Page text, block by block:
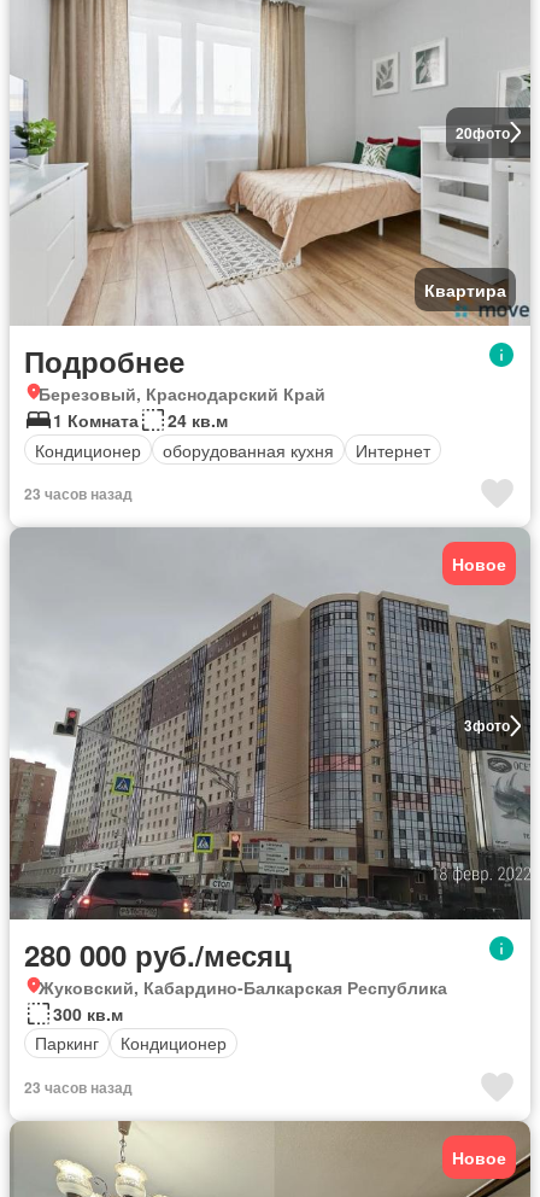
20фото
Квартира
Подробнее
Березовый, Краснодарский Край
1 Комната
24 кв.м
Кондиционер
оборудованная кухня Интернет
23 часов назад
3фото
Новое
280 000 руб./месяц
Жуковский, Кабардино-Балкарская Республика
300 кв.м
Паркинг
Кондиционер
23 часов назад
Новое